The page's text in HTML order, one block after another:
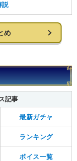
説
め
記事
最新ガチャ
ランキング
ボイス一覧